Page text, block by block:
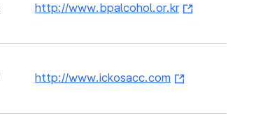
http://www.bpalcohol.or.kr
http://www.ickosacc.com